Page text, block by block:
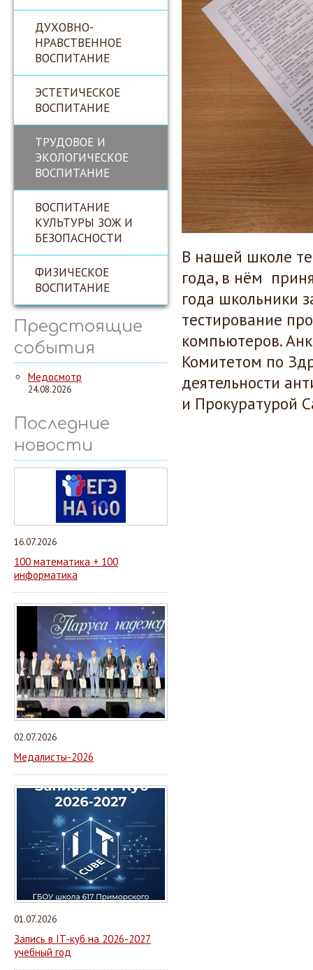
ДУХОВНО-
НРАВСТВЕННОЕ
ВОСПИТАНИЕ
ЭСТЕТИЧЕСКОЕ
ВОСПИТАНИЕ
ТРУДОВОЕ И
ЭКОЛОГИЧЕСКОЕ
ВОСПИТАНИЕ
ВОСПИТАНИЕ
КУЛЬТУРЫ ЗОЖ И
БЕЗОПАСНОСТИ
ФИЗИЧЕСКОЕ
ВОСПИТАНИЕ
Предстоящие
события
Медосмотр
24.08.2026
Последние
новости
16.07.2026
100 математика + 100
информатика
02.07.2026
Медалисты-2026
01.07.2026
Запись в IT-куб на 2026-2027
учебный год
В нашей школе
года, в нём
года школьники
тестирование
компьютеров.
Комитетом по
деятельности
и Прокуратурой